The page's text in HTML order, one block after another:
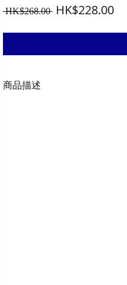
HK$268.00 一
格
HK$228.00促
格
商品描述